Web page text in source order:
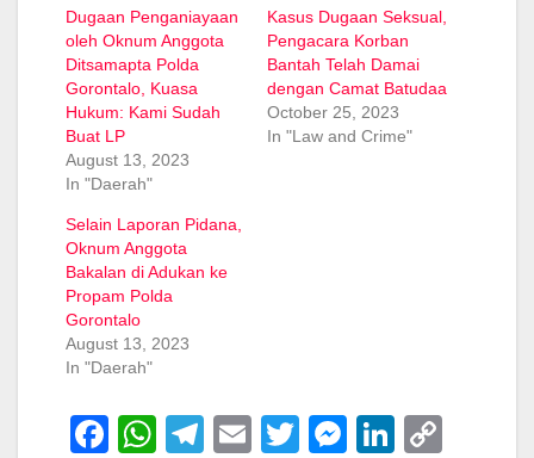
Dugaan Penganiayaan
oleh Oknum Anggota
Ditsamapta Polda
Gorontalo, Kuasa
Hukum: Kami Sudah
Buat LP
August 13, 2023
In "Daerah"
Kasus Dugaan Seksual,
Pengacara Korban
Bantah Telah Damai
dengan Camat Batudaa
October 25, 2023
In "Law and Crime"
Selain Laporan Pidana,
Oknum Anggota
Bakalan di Adukan ke
Propam Polda
Gorontalo
August 13, 2023
In "Daerah"
F
W
T
E
T
M
Li